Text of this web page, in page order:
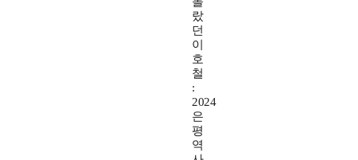
랐
던
이
호
철
:
2024
은
평
역